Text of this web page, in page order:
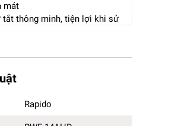
mát
tắt thông minh, tiện lợi khi sử
đại
12 tháng chính hãng
Rapido